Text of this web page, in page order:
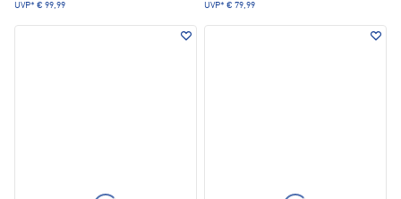
UVP* € 99,99 UVP* € 79,99